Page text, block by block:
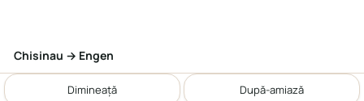
Chisinau → Engen
Dimineață După-amiază